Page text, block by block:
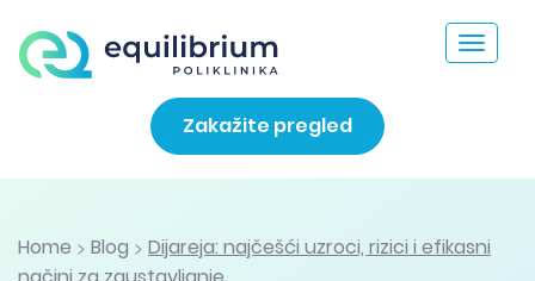
Toggle
Zakažite pregled
Home > Blog > Dijareja: najčešći uzroci, rizici i efikasni